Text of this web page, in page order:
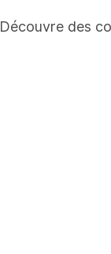
Découvre des